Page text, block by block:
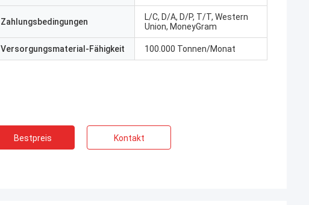
Zahlungsbedingungen
L/C, D/A, D/P, T/T, Western
Union, MoneyGram
Versorgungsmaterial-Fähigkeit 100.000 Tonnen/Monat
Bestpreis Kontakt